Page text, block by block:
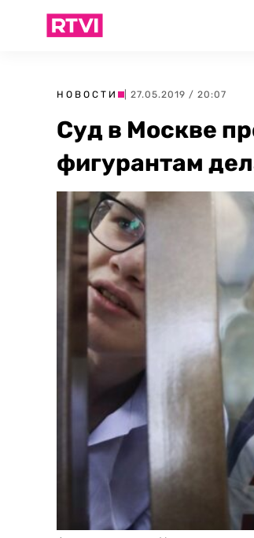
НОВОСТИ | 27.05.2019 / 20:07
Суд в Москве
фигурантам